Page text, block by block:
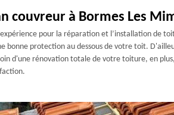
couvreur à Bormes Les
pour la réparation et l’installation de
bonne protection au dessous de votre toit.
d'une rénovation totale de votre toiture, en